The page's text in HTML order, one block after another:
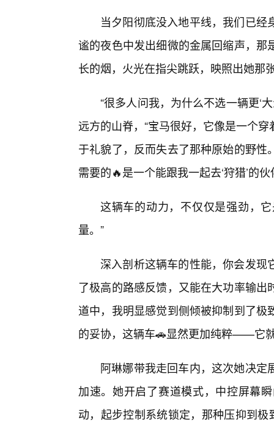
当夕阳彻底没入地平线，我们已
谧的夜色中发出细微的金属回缩声，
长的烟，火光在指尖跳跃，映照出她那
“很多人问我，为什么不选一辆更‘
远方的山脊，“宝马很好，它像是一个
于礼貌了，反而失去了那种原始的野
需要的🔥是一个能跟我一起去‘狩猎’的
这辆车的动力，不仅仅是强劲，
量。”
深入剖析这辆车的性能，你会发
了极高的路感反馈，又能在大功率输
道中，我明显感觉到侧倾被抑制到了
的妥协，这辆车🚗显然更加纯粹——它
阿琳娜带我走回车内，这次她决
加速。她开启了赛道模式，中控屏幕
动，起步控制系统锁定，那种压抑到